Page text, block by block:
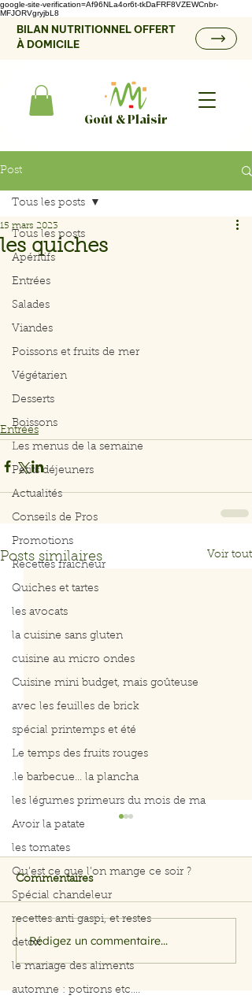
google-site-verification=Af96NLa4or6t-tkDaFRF8VZEWCnbr-
MFJORVgryjbL8
BILAN NUTRITIONNEL OFFERT
À DOMICILE
Goût & Plaisir
Post
Tous les posts
Apéritifs
Entrées
Salades
Viandes
Poissons et fruits de mer
Végétarien
Desserts
Boissons
Les menus de la semaine
Petits déjeuners
Actualités
Conseils de Pros
Promotions
Recettes fraicheur
Quiches et tartes
les avocats
la cuisine sans gluten
cuisine au micro ondes
Cuisine mini budget, mais goûteuse
avec les feuilles de brick
spécial printemps et été
Le temps des fruits rouges
.le barbecue... la plancha
les légumes primeurs du mois de ma
Avoir la patate
les tomates
Qu’est ce que l’on mange ce soir ?
Spécial chandeleur
recettes anti gaspi, et restes
detox
le mariage des aliments
automne : potirons etc....
Tous les posts
les quiches
15 mars 2023
Entrées
Posts similaires Voir tout
Salade de riz au thon et
aux œufs durs
Commentaires
Rédigez un commentaire...